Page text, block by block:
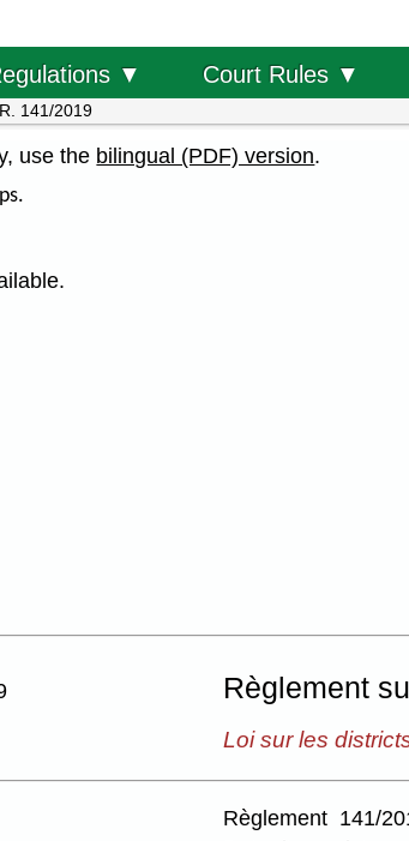
▼ Court Rules ▼
141/2019
use the bilingual (PDF) version.
Règlement
Loi sur les
Règlement 141/